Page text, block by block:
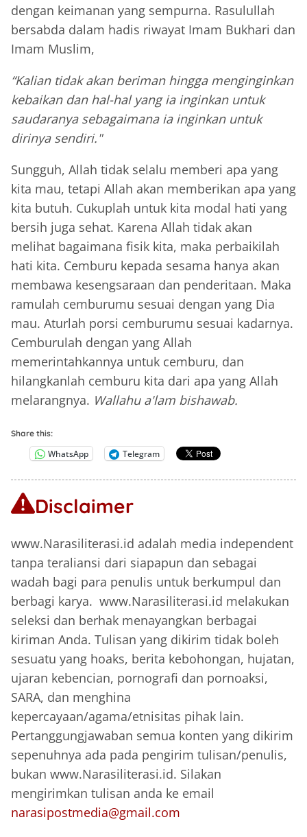
dengan keimanan yang sempurna. Rasulullah
bersabda dalam hadis riwayat Imam Bukhari dan
Imam Muslim,
“Kalian tidak akan beriman hingga menginginkan
kebaikan dan hal-hal yang ia inginkan untuk
saudaranya sebagaimana ia inginkan untuk
dirinya sendiri."
Sungguh, Allah tidak selalu memberi apa yang
kita mau, tetapi Allah akan memberikan apa yang
kita butuh. Cukuplah untuk kita modal hati yang
bersih juga sehat. Karena Allah tidak akan
melihat bagaimana fisik kita, maka perbaikilah
hati kita. Cemburu kepada sesama hanya akan
membawa kesengsaraan dan penderitaan. Maka
ramulah cemburumu sesuai dengan yang Dia
mau. Aturlah porsi cemburumu sesuai kadarnya.
Cemburulah dengan yang Allah
memerintahkannya untuk cemburu, dan
hilangkanlah cemburu kita dari apa yang Allah
melarangnya. Wallahu a'lam bishawab.
Share this:
WhatsApp Telegram
Disclaimer
www.Narasiliterasi.id adalah media independent
tanpa teraliansi dari siapapun dan sebagai
wadah bagi para penulis untuk berkumpul dan
berbagi karya. www.Narasiliterasi.id melakukan
seleksi dan berhak menayangkan berbagai
kiriman Anda. Tulisan yang dikirim tidak boleh
sesuatu yang hoaks, berita kebohongan, hujatan,
ujaran kebencian, pornografi dan pornoaksi,
SARA, dan menghina
kepercayaan/agama/etnisitas pihak lain.
Pertanggungjawaban semua konten yang dikirim
sepenuhnya ada pada pengirim tulisan/penulis,
bukan www.Narasiliterasi.id. Silakan
mengirimkan tulisan anda ke email
narasipostmedia@gmail.com